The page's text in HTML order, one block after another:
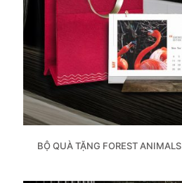
BỘ QUÀ TẶNG FOREST ANIMALS